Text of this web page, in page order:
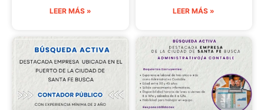
LEER MÁS » LEER MÁS »